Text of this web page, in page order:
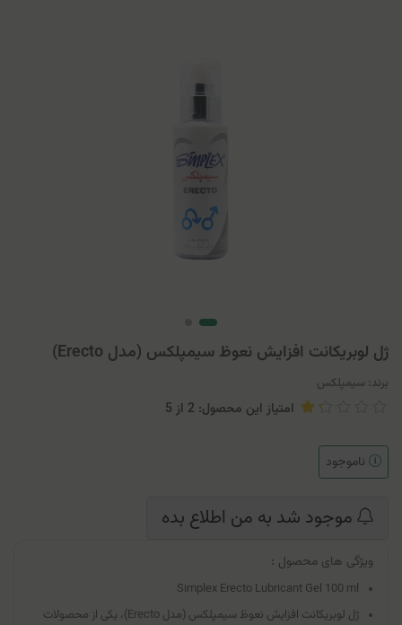
ژل لوبریکانت افزایش نعوظ سیمپلکس (مدل Erecto)
برند: سیمپلکس
امتیاز این محصول: 2 از 5
ناموجود
موجود شد به من اطلاع بده
ویژگی های محصول :
Simplex Erecto Lubricant Gel 100 ml
ژل لوبریکانت افزایش نعوظ سیمپلکس (مدل Erecto)، یکی از محصولات